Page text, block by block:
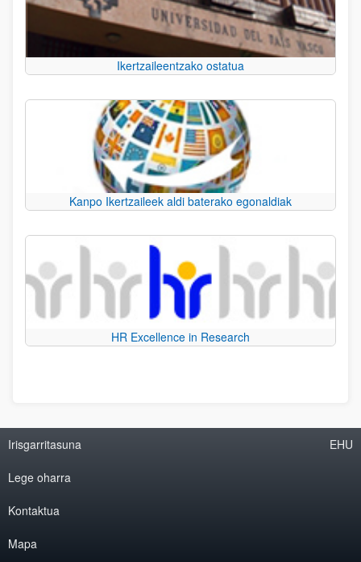
Ikertzaileentzako ostatua
Kanpo Ikertzaileek aldi baterako egonaldiak
HR Excellence in Research
Irisgarritasuna
Lege oharra
Kontaktua
Mapa
EHU